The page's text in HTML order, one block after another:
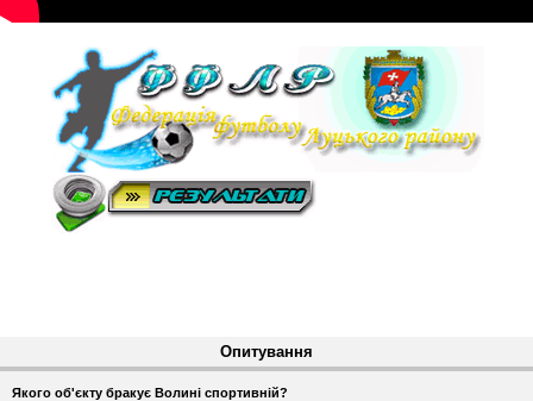
Опитування
Якого об'єкту бракує Волині спортивній?